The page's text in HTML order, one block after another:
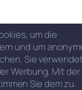
um die
und um
Sie
Werbung. Mit der
Sie dem zu.